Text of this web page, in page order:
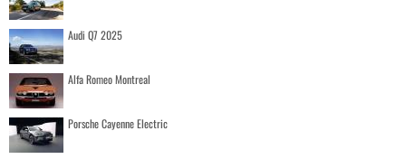
Audi Q7 2025
Alfa Romeo Montreal
Porsche Cayenne Electric